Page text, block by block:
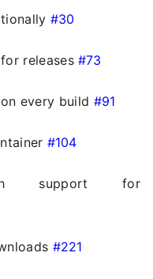
#30
releases#73
every build #91
#104
support for
#221